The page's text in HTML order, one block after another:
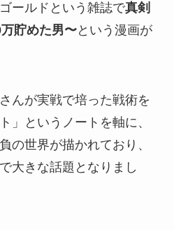
ールドという雑誌で真剣
貯めた男〜という漫画が
んが実戦で培った戦術を
」というノートを軸に、
の世界が描かれており、
大きな話題となりまし